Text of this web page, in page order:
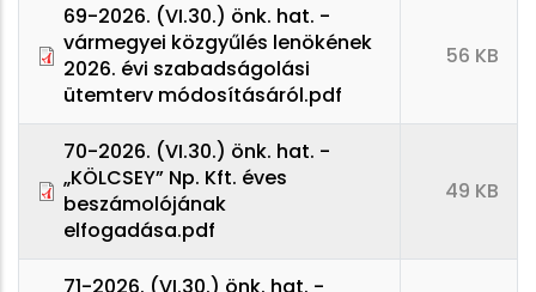
69-2026. (VI.30.) önk. hat. -
vármegyei közgyűlés lenökének
2026. évi szabadságolási
ütemterv módosításáról.pdf
56 KB
70-2026. (VI.30.) önk. hat. -
„KÖLCSEY” Np. Kft. éves
beszámolójának
elfogadása.pdf
49 KB